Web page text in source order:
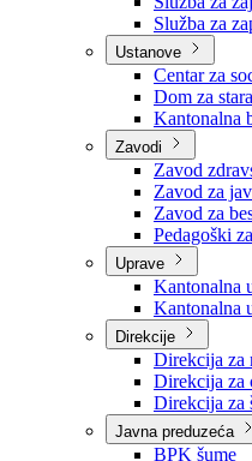
Službe
Služba za
Služba za
Služba za
Ustanove
Centar za
Dom za
Kantonalna
Zavodi
Zavod
Zavod za
Zavod za
Pedagoški
Uprave
Kantonalna
Kantonalna
Direkcije
Direkcija za
Direkcija za